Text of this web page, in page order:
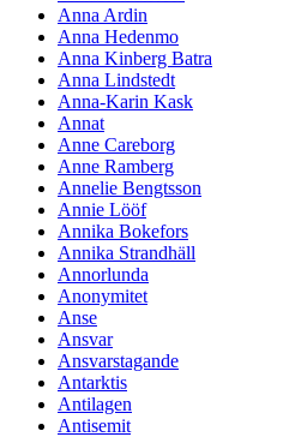
Anna Ardin
Anna Hedenmo
Anna Kinberg Batra
Anna Lindstedt
Anna-Karin Kask
Annat
Anne Careborg
Anne Ramberg
Annelie Bengtsson
Annie Lööf
Annika Bokefors
Annika Strandhäll
Annorlunda
Anonymitet
Anse
Ansvar
Ansvarstagande
Antarktis
Antilagen
Antisemit